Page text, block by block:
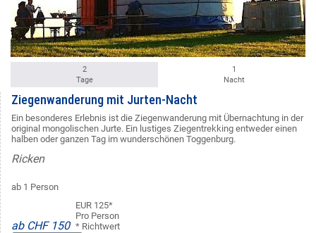
2
Tage
1
Nacht
Ziegenwanderung mit Jurten-Nacht
Ein besonderes Erlebnis ist die Ziegenwanderung mit Übernachtung in der
original mongolischen Jurte. Ein lustiges Ziegentrekking entweder einen
halben oder ganzen Tag im wunderschönen Toggenburg.
Ricken
ab 1 Person
ab CHF 150
EUR 125*
Pro Person
* Richtwert